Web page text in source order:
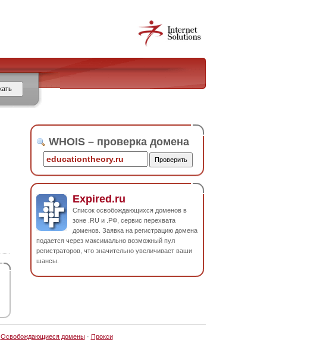
WHOIS – проверка домена
Expired.ru
Список освобождающихся доменов в
зоне .RU и .РФ, сервис перехвата
доменов. Заявка на регистрацию домена
подается через максимально возможный пул
регистраторов, что значительно увеличивает ваши
шансы.
Освобождающиеся домены· Прокси